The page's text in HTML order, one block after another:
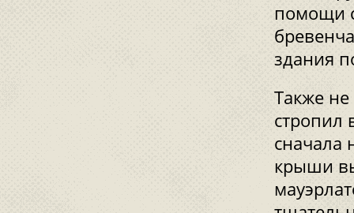
помощи
здания
Также не
стропил
сначала
крыши